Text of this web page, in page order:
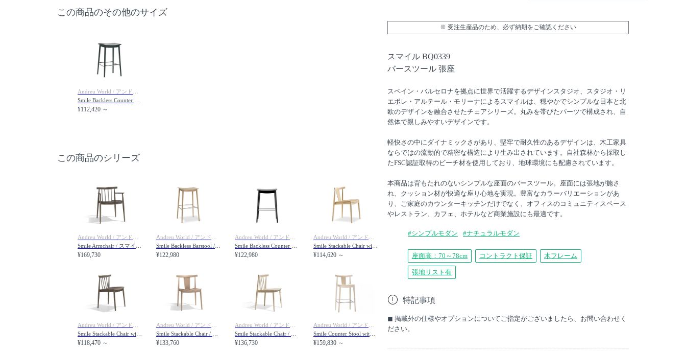
※ 受注生産品のため、必ず納期をご確認ください
スマイル BQ0339
バースツール 張座
スペイン・バルセロナを拠点に世界で活躍するデザインスタジオ、スタジオ・リ
エボレ・アルテール・モリーナによるスマイルは、穏やかでシンプルな日本と北
欧のデザインを融合させたチェアシリーズ。丸みを帯びたパーツで構成され、自
然体で親しみやすいデザインです。
軽快さの中にダイナミックさがあり、堅牢で耐久性のあるデザインは、木工家具
ならではの流動的で精密な構造により生み出されています。自社森林から採取し
たFSC認証取得のビーチ材を使用しており、地球環境にも配慮されています。
本商品は背もたれのないシンプルな座面のバースツール。座面には張地が施さ
れ、クッション材が快適な座り心地を実現。豊富なカラーバリエーションがあ
り、ご家庭のカウンターキッチンだけでなく、オフィスのコミュニティスペース
やレストラン、カフェ、ホテルなど商業施設にも最適です。
#シンプルモダン #ナチュラルモダン
座面高：70～78cm コントラクト保証 木フレーム
張地リスト有
特記事項
◼︎ 掲載外の仕様やオプションについてご指定がございましたら、お問い合わせく
ださい。
この商品のその他のサイズ
¥112,420 ～
この商品のシリーズ
¥169,730 ¥122,980 ¥122,980 ¥114,620 ～
¥118,470 ～ ¥133,760 ¥136,730 ¥159,830 ～